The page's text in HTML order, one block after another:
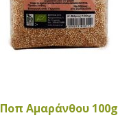
Ποπ Αμαράνθου 100g